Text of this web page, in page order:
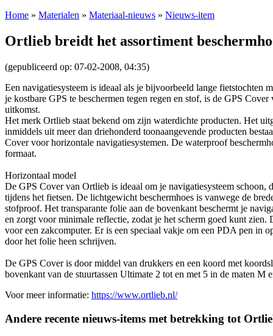
Home » Materialen » Materiaal-nieuws » Nieuws-item
Ortlieb breidt het assortiment
(gepubliceerd op: 07-02-2008, 04:35)
Een navigatiesysteem is ideaal als je bijvoorbeeld lange fietstochten
je kostbare GPS te beschermen tegen regen en stof, is de GPS
uitkomst.
Het merk Ortlieb staat bekend om zijn waterdichte producten. Het
inmiddels uit meer dan driehonderd toonaangevende producten
Cover voor horizontale navigatiesystemen. De waterproof
formaat.
Horizontaal model
De GPS Cover van Ortlieb is ideaal om je navigatiesysteem schoon,
tijdens het fietsen. De lichtgewicht beschermhoes is vanwege de
stofproof. Het transparante folie aan de bovenkant beschermt je
en zorgt voor minimale reflectie, zodat je het scherm goed kunt zien.
voor een zakcomputer. Er is een speciaal vakje om een PDA pen in
door het folie heen schrijven.
De GPS Cover is door middel van drukkers en een koord met
bovenkant van de stuurtassen Ultimate 2 tot en met 5 in de maten M
Voor meer informatie: https://www.ortlieb.nl/
Andere recente nieuws-items met betrekking tot